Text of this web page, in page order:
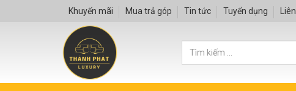
Khuyến mãi Mua trả góp Tin tức Tuyển dụng